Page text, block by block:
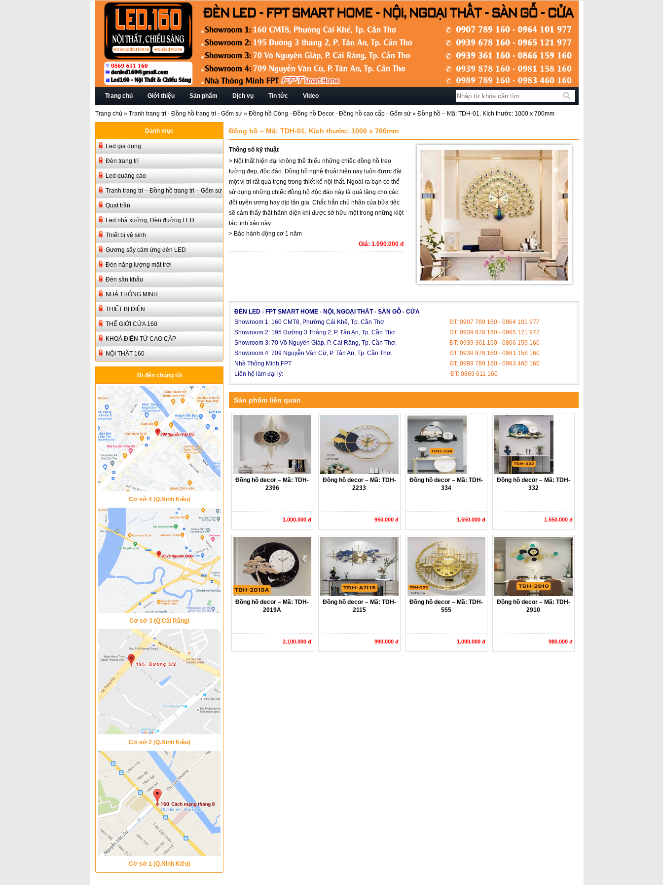
Trang chủ Giới thiệu Sản phẩm Dịch vụ Tin tức Video Tìm kiếm
Trang chủ » Tranh trang trí - Đồng hồ trang trí - Gốm sứ » Đồng hồ Công - Đồng hồ Decor - Đồng hồ cao cấp - Gốm sứ » Đồng hồ – Mã: TDH-01. Kích thước: 1000 x 700mm
Danh mục
Led gia dụng
Đèn trang trí
Led quảng cáo
Tranh trang trí – Đồng hồ trang trí – Gốm sứ
Quạt trần
Led nhà xưởng, Đèn đường LED
Thiết bị vệ sinh
Gương sấy cảm ứng đèn LED
Đèn năng lượng mặt trời
Đèn sân khấu
NHÀ THÔNG MINH
THIẾT BỊ ĐIỆN
THẾ GIỚI CỬA 160
KHOÁ ĐIỆN TỬ CAO CẤP
NỘI THẤT 160
Đi đến chúng tôi
Cơ sở 4 (Q.Ninh Kiều)
Cơ sở 3 (Q.Cái Răng)
Cơ sở 2 (Q.Ninh Kiều)
Cơ sở 1 (Q.Ninh Kiều)
Đồng hồ – Mã: TDH-01. Kích thước: 1000 x 700mm
Thông số kỹ thuật
> Nội thất hiện đại không thể thiếu những chiếc đồng hồ treo
tường đẹp, độc đáo. Đồng hồ nghệ thuật hiện nay luôn được đặt
một vị trí rất qua trọng trong thiết kế nội thất. Ngoài ra bạn có thể
sử dụng những chiếc đồng hồ độc đáo này là quà tặng cho các
đôi uyên ương hay dịp tân gia. Chắc hẳn chủ nhân của bữa tiệc
sẽ cảm thấy thật hãnh diện khi được sở hữu một trong những kiệt
tác tinh xảo này.
> Bảo hành động cơ 1 năm
Giá: 1.090.000 đ
ĐÈN LED - FPT SMART HOME - NỘI, NGOẠI THẤT - SÀN GỖ - CỬA
Showroom 1: 160 CMT8, Phường Cái Khế, Tp. Cần Thơ.
ĐT: 0907 789 160 - 0964 101 977
Showroom 2: 195 Đường 3 Tháng 2, P. Tân An, Tp. Cần Thơ.
ĐT: 0939 678 160 - 0965 121 977
Showroom 3: 70 Võ Nguyên Giáp, P. Cái Răng, Tp. Cần Thơ.
ĐT: 0939 361 160 - 0866 159 160
Showroom 4: 709 Nguyễn Văn Cừ, P. Tân An, Tp. Cần Thơ.
ĐT: 0939 878 160 - 0981 158 160
Nhà Thông Minh FPT
ĐT: 0989 789 160 - 0983 460 160
Liên hệ làm đại lý:
ĐT: 0869 611 160
Sản phẩm liên quan
Đồng hồ decor – Mã: TDH-
2396
1.000.000 đ
Đồng hồ decor – Mã: TDH-
2233
950.000 đ
Đồng hồ decor – Mã: TDH-
334
1.550.000 đ
Đồng hồ decor – Mã: TDH-
332
1.550.000 đ
Đồng hồ decor – Mã: TDH-
2019A
2.100.000 đ
Đồng hồ decor – Mã: TDH-
2115
990.000 đ
Đồng hồ decor – Mã: TDH-
555
1.090.000 đ
Đồng hồ decor – Mã: TDH-
2910
980.000 đ